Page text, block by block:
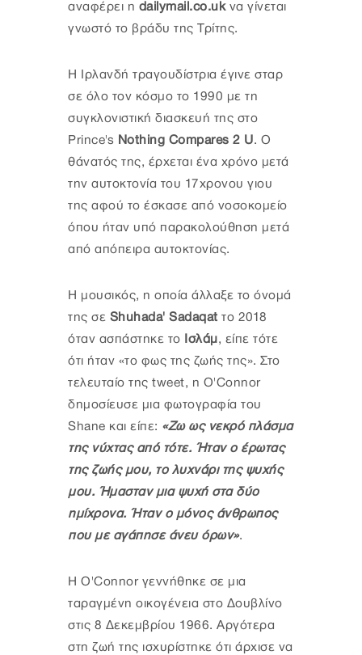
αναφέρει η dailymail.co.uk να γίνεται
γνωστό το βράδυ της Τρίτης.
Η Ιρλανδή τραγουδίστρια έγινε σταρ
σε όλο τον κόσμο το 1990 με τη
συγκλονιστική διασκευή της στο
Prince's Nothing Compares 2 U. Ο
θάνατός της, έρχεται ένα χρόνο μετά
την αυτοκτονία του 17χρονου γιου
της αφού το έσκασε από νοσοκομείο
όπου ήταν υπό παρακολούθηση μετά
από απόπειρα αυτοκτονίας.
Η μουσικός, η οποία άλλαξε το όνομά
της σε Shuhada' Sadaqat το 2018
όταν ασπάστηκε το Ισλάμ, είπε τότε
ότι ήταν «το φως της ζωής της». Στο
τελευταίο της tweet, η O'Connor
δημοσίευσε μια φωτογραφία του
Shane και είπε: «Ζω ως νεκρό πλάσμα
της νύχτας από τότε. Ήταν ο έρωτας
της ζωής μου, το λυχνάρι της ψυχής
μου. Ήμασταν μια ψυχή στα δύο
ημίχρονα. Ήταν ο μόνος άνθρωπος
που με αγάπησε άνευ όρων».
Η O'Connor γεννήθηκε σε μια
ταραγμένη οικογένεια στο Δουβλίνο
στις 8 Δεκεμβρίου 1966. Αργότερα
στη ζωή της ισχυρίστηκε ότι άρχισε να